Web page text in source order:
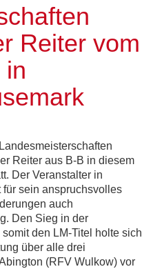
Reiter vom
in
Reiter aus B-B in diesem
Der Veranstalter in
sein anspruchsvolles
auch
Den Sieg in der
den LM-Titel holte sich
über alle drei
(RFV Wulkow) vor